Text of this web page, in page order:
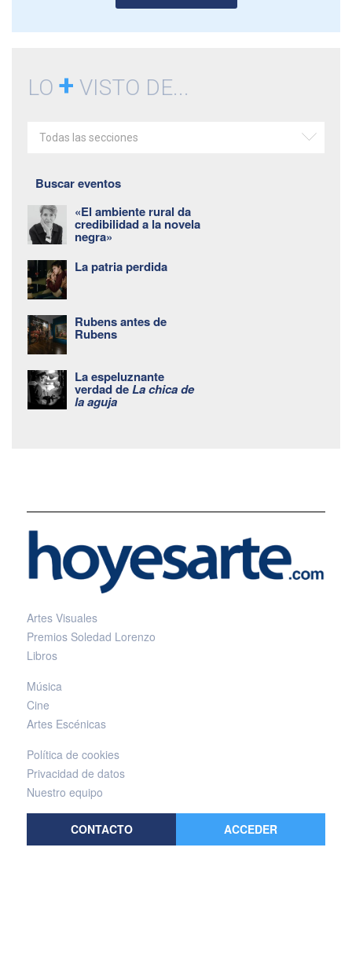
LO + VISTO DE...
Todas las secciones
Buscar eventos
«El ambiente rural da
credibilidad a la novela
negra»
La patria perdida
Rubens antes de
Rubens
La espeluznante
verdad deLa chica de
la aguja
Artes Visuales
Premios Soledad Lorenzo
Libros
Música
Cine
Artes Escénicas
Política de cookies
Privacidad de datos
Nuestro equipo
CONTACTO ACCEDER